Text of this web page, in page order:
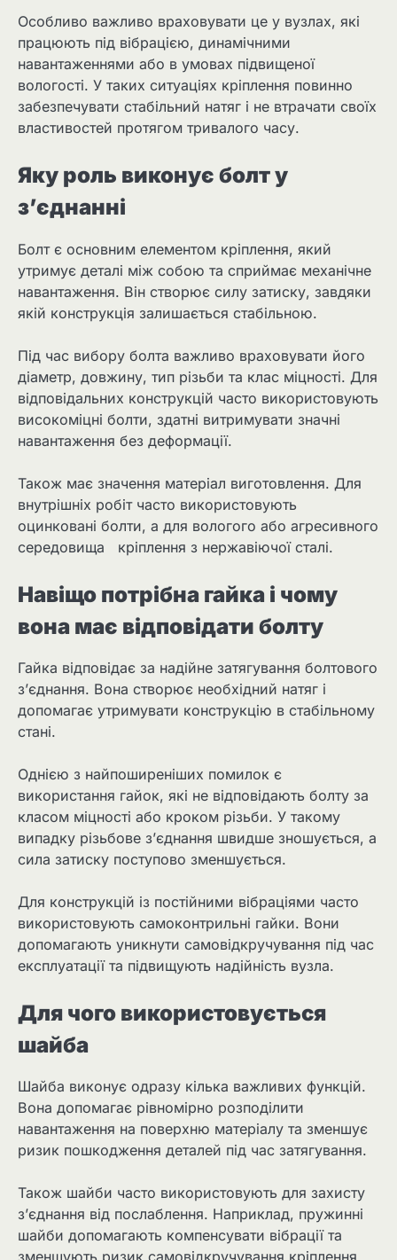
Особливо важливо враховувати це у вузлах, які
працюють під вібрацією, динамічними
навантаженнями або в умовах підвищеної
вологості. У таких ситуаціях кріплення повинно
забезпечувати стабільний натяг і не втрачати своїх
властивостей протягом тривалого часу.
Яку роль виконує болт у
з’єднанні
Болт є основним елементом кріплення, який
утримує деталі між собою та сприймає механічне
навантаження. Він створює силу затиску, завдяки
якій конструкція залишається стабільною.
Під час вибору болта важливо враховувати його
діаметр, довжину, тип різьби та клас міцності. Для
відповідальних конструкцій часто використовують
високоміцні болти, здатні витримувати значні
навантаження без деформації.
Також має значення матеріал виготовлення. Для
внутрішніх робіт часто використовують
оцинковані болти, а для вологого або агресивного
середовища кріплення з нержавіючої сталі.
Навіщо потрібна гайка і чому
вона має відповідати болту
Гайка відповідає за надійне затягування болтового
з’єднання. Вона створює необхідний натяг і
допомагає утримувати конструкцію в стабільному
стані.
Однією з найпоширеніших помилок є
використання гайок, які не відповідають болту за
класом міцності або кроком різьби. У такому
випадку різьбове з’єднання швидше зношується, а
сила затиску поступово зменшується.
Для конструкцій із постійними вібраціями часто
використовують самоконтрильні гайки. Вони
допомагають уникнути самовідкручування під час
експлуатації та підвищують надійність вузла.
Для чого використовується
шайба
Шайба виконує одразу кілька важливих функцій.
Вона допомагає рівномірно розподілити
навантаження на поверхню матеріалу та зменшує
ризик пошкодження деталей під час затягування.
Також шайби часто використовують для захисту
з’єднання від послаблення. Наприклад, пружинні
шайби допомагають компенсувати вібрації та